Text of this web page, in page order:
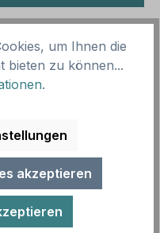
und
Größ…Mehr
um Ihnen die
bieten zu können...
.
akzeptieren